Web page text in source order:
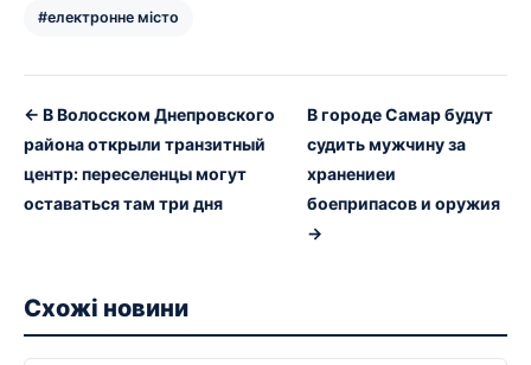
#електронне місто
← В Волосском Днепровского
района открыли транзитный
центр: переселенцы могут
оставаться там три дня
В городе Самар будут
судить мужчину за
хранениеи
боеприпасов и оружия
→
Схожі новини